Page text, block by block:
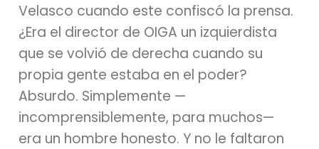
Velasco cuando este confiscó la prensa.
¿Era el director de OIGA un izquierdista
que se volvió de derecha cuando su
propia gente estaba en el poder?
Absurdo. Simplemente —
incomprensiblemente, para muchos—
era un hombre honesto. Y no le faltaron